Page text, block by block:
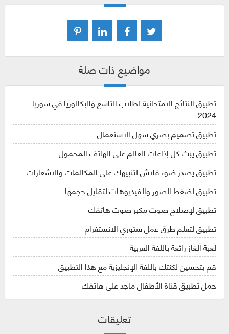
مواضيع ذات صلة
تطبيق النتائج الامتحانية لطلاب التاسع والبكالوريا في سوريا
2024
تطبيق تصميم بصري سهل الإستعمال
تطبيق يبث كل إذاعات العالم على الهاتف المحمول
تطبيق يصدر ضوء فلاش لتنبيهك على المكالمات والاشعارات
تطبيق لضغط الصور والفيديوهات لتقليل حجمها
تطبيق لإصلاح صوت مكبر صوت هاتفك
تطبيق لتعلم طرق عمل ستوري الانستغرام
لعبة ألغاز رائعة باللغة العربية
قم بتحسين لكنتك باللغة الإنجليزية مع هذا التطبيق
حمل تطبيق قناة الأطفال ماجد على هاتفك
تعليقات